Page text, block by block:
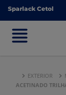
Sparlack Cetol
Sparlack Cetol
EXTERIOR
ACETINADO